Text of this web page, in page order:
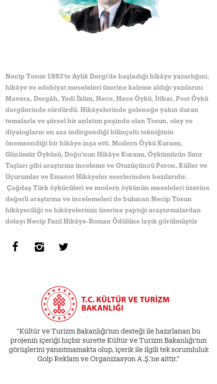
Necip Tosun 1983’te Aylık Dergi’de başladığı hikâye yazarlığını,
hikâye ve edebiyat meseleleri üzerine kaleme aldığı yazılarını
Mavera, Dergâh, Yedi İklim, Hece, Hece Öykü, İtibar, Post Öykü
dergilerinde sürdürdü. Hikâyelerinde geleneğe yakın duran
temalarla ve şiirsel bir anlatım peşinde olan Tosun, olay ve
diyalogların en aza indirgendiği bilinçaltı tekniğinin
önemsendiği bir hikâye inşa etti. Modern Öykü Kuramı,
Günümüz Öyküsü, Doğu’nun Hikâye Kuramı, Öykümüzün Sınır
Taşları gibi araştırma inceleme ve Otuzüçüncü Peron, Küller ve
Uçurumlar ve Emanet Hikâyeler eserlerinden bazılarıdır.
Çağdaş Türk öykücüleri ve modern öykünün meseleleri üzerine
değerli araştırma ve incelemeleri de bulunan Necip Tosun
hikâyeciliği ve hikâyelerimiz üzerine yaptığı araştırmalardan
dolayı Necip Fazıl Hikâye-Roman Ödülüne layık görülmüştür
“Kültür ve Turizm Bakanlığı’nın desteği ile hazırlanan bu
projenin içeriği hiçbir surette Kültür ve Turizm Bakanlığı’nın
görüşlerini yansıtmamakta olup, içerik ile ilgili tek sorumluluk
Golp Reklam ve Organizasyon A.Ş.’ne aittir.”